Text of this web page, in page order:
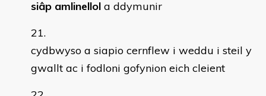
siâp amlinellol a ddymunir
cydbwyso a siapio cernflew i weddu i steil y
gwallt ac i fodloni gofynion eich cleient